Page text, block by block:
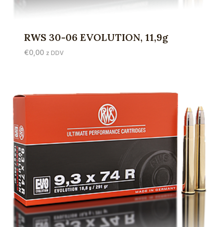
RWS 30-06 EVOLUTION, 11,9g
€0,00 z DDV